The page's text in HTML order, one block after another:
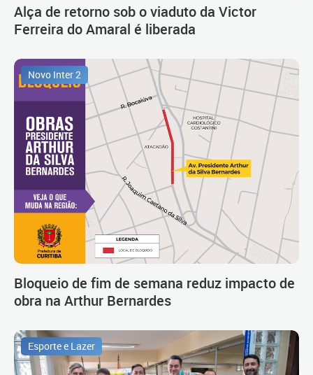
Alça de retorno sob o viaduto da Victor
Ferreira do Amaral é liberada
Novo Inter 2
Bloqueio de fim de semana reduz impacto de
obra na Arthur Bernardes
Esporte e Lazer